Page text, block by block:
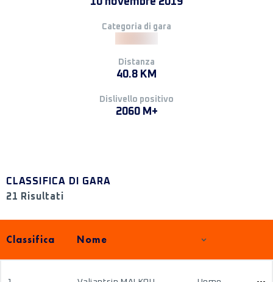
Categoria di gara
Distanza
40.8 KM
Dislivello positivo
2060 M+
CLASSIFICA DI GARA
21 Risultati
Classifica Nome